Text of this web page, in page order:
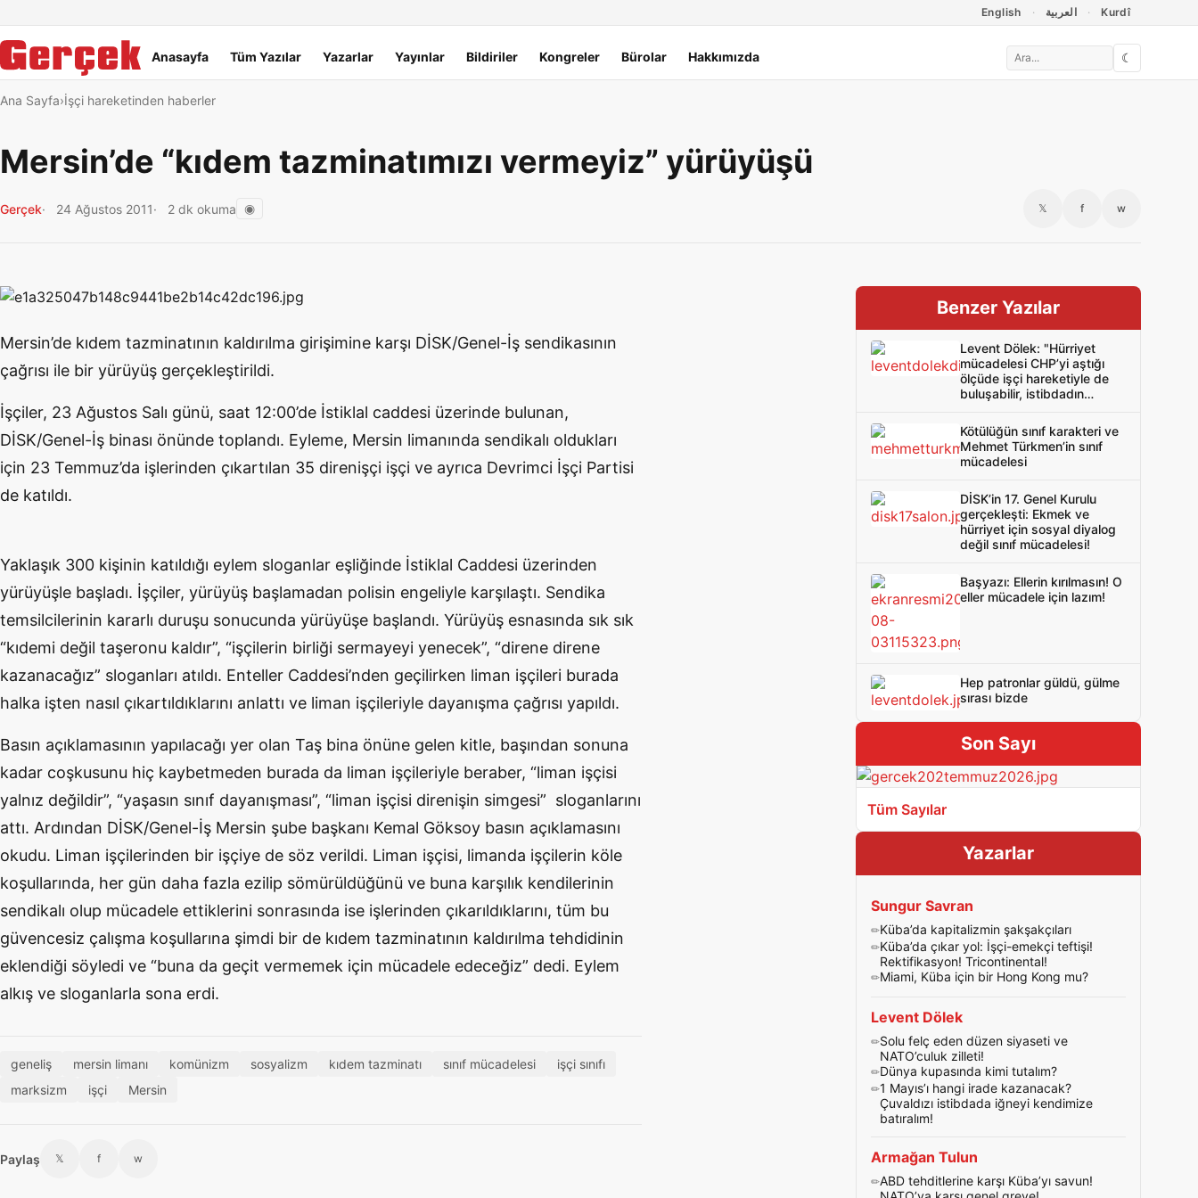
English العربية Kurdî
Ana menü
Anasayfa Tüm Yazılar Yazarlar Yayınlar Bildiriler Kongreler Bürolar Hakkımızda ☾
Ana Sayfa İşçi hareketinden haberler
Mersin’de “kıdem tazminatımızı vermeyiz” yürüyüşü
Gerçek 24 Ağustos 2011 2 dk okuma ◉ 𝕏 f w
Mersin’de kıdem tazminatının kaldırılma girişimine karşı DİSK/Genel-İş sendikasının
çağrısı ile bir yürüyüş gerçekleştirildi.
İşçiler, 23 Ağustos Salı günü, saat 12:00’de İstiklal caddesi üzerinde bulunan,
DİSK/Genel-İş binası önünde toplandı. Eyleme, Mersin limanında sendikalı oldukları
için 23 Temmuz’da işlerinden çıkartılan 35 direnişçi işçi ve ayrıca Devrimci İşçi Partisi
de katıldı.
Yaklaşık 300 kişinin katıldığı eylem sloganlar eşliğinde İstiklal Caddesi üzerinden
yürüyüşle başladı. İşçiler, yürüyüş başlamadan polisin engeliyle karşılaştı. Sendika
temsilcilerinin kararlı duruşu sonucunda yürüyüşe başlandı. Yürüyüş esnasında sık sık
“kıdemi değil taşeronu kaldır”, “işçilerin birliği sermayeyi yenecek”, “direne direne
kazanacağız” sloganları atıldı. Enteller Caddesi’nden geçilirken liman işçileri burada
halka işten nasıl çıkartıldıklarını anlattı ve liman işçileriyle dayanışma çağrısı yapıldı.
Basın açıklamasının yapılacağı yer olan Taş bina önüne gelen kitle, başından sonuna
kadar coşkusunu hiç kaybetmeden burada da liman işçileriyle beraber, “liman işçisi
yalnız değildir”, “yaşasın sınıf dayanışması”, “liman işçisi direnişin simgesi” sloganlarını
attı. Ardından DİSK/Genel-İş Mersin şube başkanı Kemal Göksoy basın açıklamasını
okudu. Liman işçilerinden bir işçiye de söz verildi. Liman işçisi, limanda işçilerin köle
koşullarında, her gün daha fazla ezilip sömürüldüğünü ve buna karşılık kendilerinin
sendikalı olup mücadele ettiklerini sonrasında ise işlerinden çıkarıldıklarını, tüm bu
güvencesiz çalışma koşullarına şimdi bir de kıdem tazminatının kaldırılma tehdidinin
eklendiği söyledi ve “buna da geçit vermemek için mücadele edeceğiz” dedi. Eylem
alkış ve sloganlarla sona erdi.
geneliş mersin limanı komünizm sosyalizm kıdem tazminatı sınıf mücadelesi
işçi sınıfı
marksizm
işçi Mersin
Paylaş 𝕏 f w
Benzer Yazılar
Levent Dölek: "Hürriyet
mücadelesi CHP’yi aştığı
ölçüde işçi hareketiyle de
buluşabilir, istibdadın
Kötülüğün sınıf karakteri ve
Mehmet Türkmen’in sınıf
mücadelesi
DİSK’in 17. Genel Kurulu
gerçekleşti: Ekmek ve
hürriyet için sosyal diyalog
değil sınıf mücadelesi!
Başyazı: Ellerin kırılmasın! O
eller mücadele için lazım!
Hep patronlar güldü, gülme
sırası bizde
Son Sayı
Tüm Sayılar
Yazarlar
Sungur Savran
Küba’da kapitalizmin şakşakçıları
Küba’da çıkar yol: İşçi-emekçi teftişi!
Rektifikasyon! Tricontinental!
Miami, Küba için bir Hong Kong mu?
Levent Dölek
Solu felç eden düzen siyaseti ve
NATO’culuk zilleti!
Dünya kupasında kimi tutalım?
1 Mayıs’ı hangi irade kazanacak?
Çuvaldızı istibdada iğneyi kendimize
batıralım!
Armağan Tulun
ABD tehditlerine karşı Küba’yı savun!